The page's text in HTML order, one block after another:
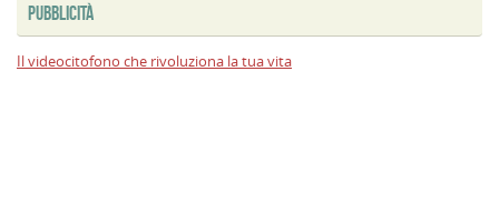
PUBBLICITÀ
Il videocitofono che rivoluziona la tua vita